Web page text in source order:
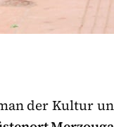
der Kultur